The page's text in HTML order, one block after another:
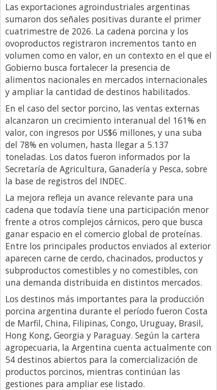
Libro de Quejas
Medios
Millonarios
Minuto Lanzamiento
Negocios
Opinion
País
Política
Publicidad y Marketing
Real Estate y Propiedades
Responsabilidad Social
Salidas
Santa Fe
Show Business
Sociedad
Tecnología
Tendencias
Viajes
Las exportaciones agroindustriales argentinas
sumaron dos señales positivas durante el primer
cuatrimestre de 2026. La cadena porcina y los
ovoproductos registraron incrementos tanto en
volumen como en valor, en un contexto en el que el
Gobierno busca fortalecer la presencia de
alimentos nacionales en mercados internacionales
y ampliar la cantidad de destinos habilitados.
En el caso del sector porcino, las ventas externas
alcanzaron un crecimiento interanual del 161% en
valor, con ingresos por US$6 millones, y una suba
del 78% en volumen, hasta llegar a 5.137
toneladas. Los datos fueron informados por la
Secretaría de Agricultura, Ganadería y Pesca, sobre
la base de registros del INDEC.
La mejora refleja un avance relevante para una
cadena que todavía tiene una participación menor
frente a otros complejos cárnicos, pero que busca
ganar espacio en el comercio global de proteínas.
Entre los principales productos enviados al exterior
aparecen carne de cerdo, chacinados, productos y
subproductos comestibles y no comestibles, con
una demanda distribuida en distintos mercados.
Los destinos más importantes para la producción
porcina argentina durante el período fueron Costa
de Marfil, China, Filipinas, Congo, Uruguay, Brasil,
Hong Kong, Georgia y Paraguay. Según la cartera
agropecuaria, la Argentina cuenta actualmente con
54 destinos abiertos para la comercialización de
productos porcinos, mientras continúan las
gestiones para ampliar ese listado.